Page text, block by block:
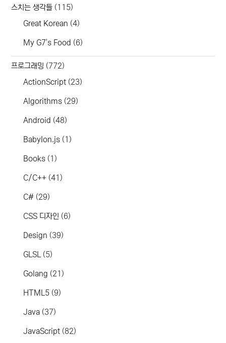
스치는 생각들 (115)
Great Korean (4)
My G7's Food (6)
프로그래밍 (772)
ActionScript (23)
Algorithms (29)
Android (48)
Babylon.js (1)
Books (1)
C/C++ (41)
C# (29)
CSS 디자인 (6)
Design (39)
GLSL (5)
Golang (21)
HTML5 (9)
Java (37)
JavaScript (82)